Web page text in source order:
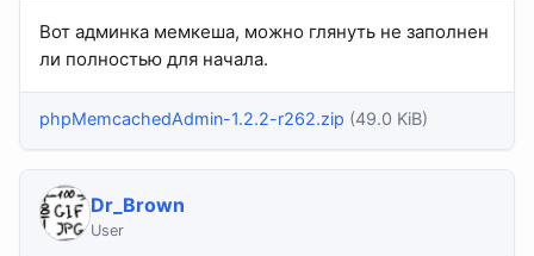
Вот админка мемкеша, можно глянуть не заполнен
ли полностью для начала.
phpMemcachedAdmin-1.2.2-r262.zip (49.0 KiB)
Dr_Brown
User